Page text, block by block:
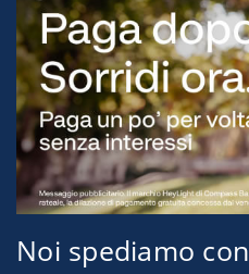
Noi spediamo con